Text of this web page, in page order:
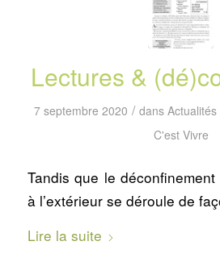
Lectures &
7 septembre 2020 / dans Actualités
C'est Vivre
Tandis que le
à l’extérieur se déroule de
Lire la suite